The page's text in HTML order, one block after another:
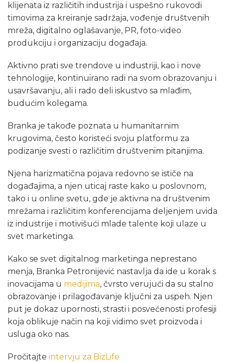
klijenata iz različitih industrija i uspešno rukovodi
timovima za kreiranje sadržaja, vođenje društvenih
mreža, digitalno oglašavanje, PR, foto-video
produkciju i organizaciju događaja.
Aktivno prati sve trendove u industriji, kao i nove
tehnologije, kontinuirano radi na svom obrazovanju i
usavršavanju, ali i rado deli iskustvo sa mlađim,
budućim kolegama.
Branka je takođe poznata u humanitarnim
krugovima, često koristeći svoju platformu za
podizanje svesti o različitim društvenim pitanjima.
Njena harizmatična pojava redovno se ističe na
događajima, a njen uticaj raste kako u poslovnom,
tako i u online svetu, gde je aktivna na društvenim
mrežama i različitim konferencijama deljenjem uvida
iz industrije i motivišući mlade talente koji ulaze u
svet marketinga.
Kako se svet digitalnog marketinga neprestano
menja, Branka Petronijević nastavlja da ide u korak s
inovacijama u medijima, čvrsto verujući da su stalno
obrazovanje i prilagođavanje ključni za uspeh. Njen
put je dokaz upornosti, strasti i posvećenosti profesiji
koja oblikuje način na koji vidimo svet proizvoda i
usluga oko nas.
Pročitajte intervju za BizLife